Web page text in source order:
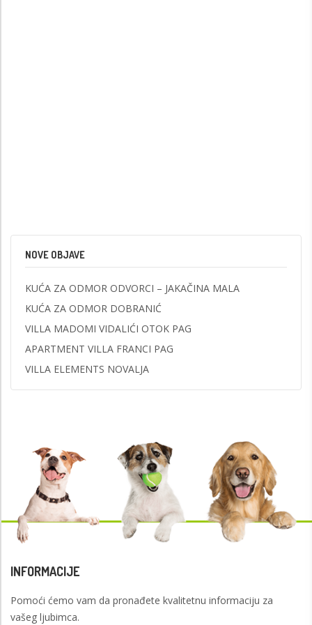
NOVE OBJAVE
KUĆA ZA ODMOR ODVORCI – JAKAČINA MALA
KUĆA ZA ODMOR DOBRANIĆ
VILLA MADOMI VIDALIĆI OTOK PAG
APARTMENT VILLA FRANCI PAG
VILLA ELEMENTS NOVALJA
INFORMACIJE
Pomoći ćemo vam da pronađete kvalitetnu informaciju za
vašeg ljubimca.